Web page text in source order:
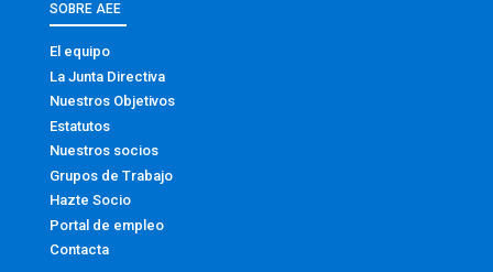
SOBRE AEE
El equipo
La Junta Directiva
Nuestros Objetivos
Estatutos
Nuestros socios
Grupos de Trabajo
Hazte Socio
Portal de empleo
Contacta